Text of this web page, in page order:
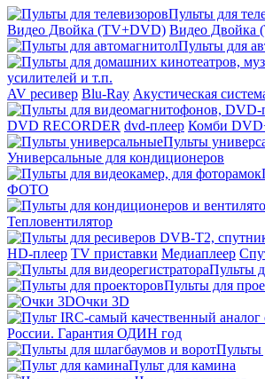
Пульты для
Видео Двойка (TV+DVD) Видео Двойка
Пульты для
усилителей и т.п.
AV ресивер Blu-Ray Акустическая
DVD RECORDER dvd-плеер Комби
Пульты
Универсальные для кондиционеров
ФОТО
Тепловентилятор
HD-плеер TV приставки Медиаплеер
Пульты
Пульты для
Очки 3D
России. Гарантия ОДИН год
Пульты
Пульт для камина